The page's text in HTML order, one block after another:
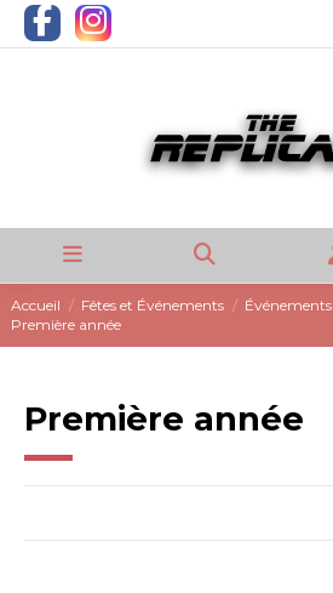
Accueil Fêtes et Événements Événements
Première année
Première année